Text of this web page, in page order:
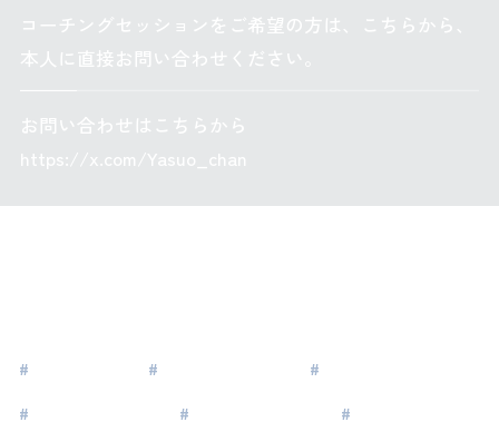
コーチングセッションをご希望の方は、こちらから、
本人に直接お問い合わせください。
お問い合わせはこちらから
https://x.com/Yasuo_chan
# # #
#
# #